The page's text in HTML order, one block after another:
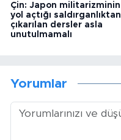
Çin: Japon militarizminin
yol açtığı saldırganlıktan
çıkarılan dersler asla
unutulmamalı
Yorumlar